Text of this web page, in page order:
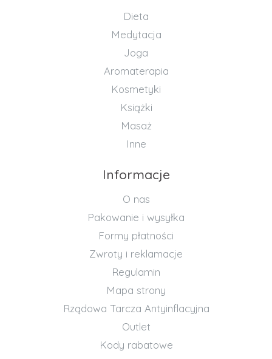
Dieta
Medytacja
Joga
Aromaterapia
Kosmetyki
Książki
Masaż
Inne
Informacje
O nas
Pakowanie i wysyłka
Formy płatności
Zwroty i reklamacje
Regulamin
Mapa strony
Rządowa Tarcza Antyinflacyjna
Outlet
Kody rabatowe